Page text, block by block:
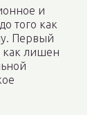
и
того как
Первый
как лишен